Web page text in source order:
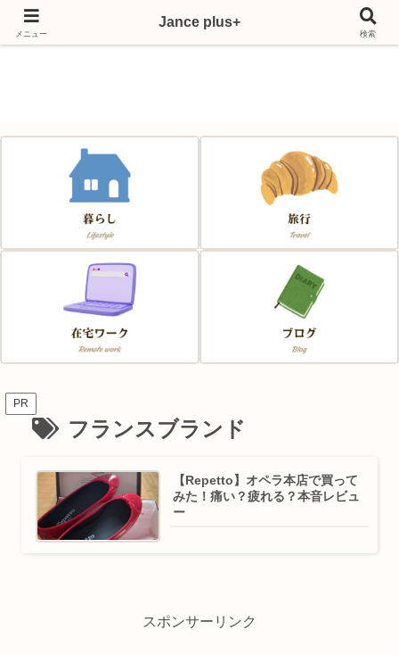
Japan & France & Chance～フランス移住応援サイト～
PR
フランスブランド
【Repetto】オペラ本店で買って
みた！痛い？疲れる？本音レビュ
ー
スポンサーリンク
メニュー
Jance plus+
検索